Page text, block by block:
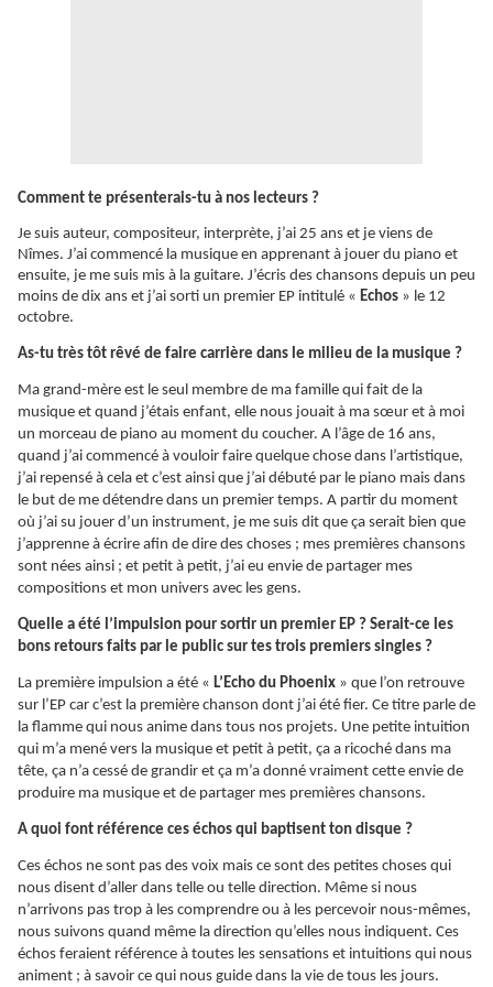
Comment te présenterais-tu à nos lecteurs ?
Je suis auteur, compositeur, interprète, j’ai 25 ans et je viens de
Nîmes. J’ai commencé la musique en apprenant à jouer du piano et
ensuite, je me suis mis à la guitare. J’écris des chansons depuis un peu
moins de dix ans et j’ai sorti un premier EP intitulé « Echos » le 12
octobre.
As-tu très tôt rêvé de faire carrière dans le milieu de la musique ?
Ma grand-mère est le seul membre de ma famille qui fait de la
musique et quand j’étais enfant, elle nous jouait à ma sœur et à moi
un morceau de piano au moment du coucher. A l’âge de 16 ans,
quand j’ai commencé à vouloir faire quelque chose dans l’artistique,
j’ai repensé à cela et c’est ainsi que j’ai débuté par le piano mais dans
le but de me détendre dans un premier temps. A partir du moment
où j’ai su jouer d’un instrument, je me suis dit que ça serait bien que
j’apprenne à écrire afin de dire des choses ; mes premières chansons
sont nées ainsi ; et petit à petit, j’ai eu envie de partager mes
compositions et mon univers avec les gens.
Quelle a été l’impulsion pour sortir un premier EP ? Serait-ce les
bons retours faits par le public sur tes trois premiers singles ?
La première impulsion a été « L’Echo du Phoenix » que l’on retrouve
sur l’EP car c’est la première chanson dont j’ai été fier. Ce titre parle de
la flamme qui nous anime dans tous nos projets. Une petite intuition
qui m’a mené vers la musique et petit à petit, ça a ricoché dans ma
tête, ça n’a cessé de grandir et ça m’a donné vraiment cette envie de
produire ma musique et de partager mes premières chansons.
A quoi font référence ces échos qui baptisent ton disque ?
Ces échos ne sont pas des voix mais ce sont des petites choses qui
nous disent d’aller dans telle ou telle direction. Même si nous
n’arrivons pas trop à les comprendre ou à les percevoir nous-mêmes,
nous suivons quand même la direction qu’elles nous indiquent. Ces
échos feraient référence à toutes les sensations et intuitions qui nous
animent ; à savoir ce qui nous guide dans la vie de tous les jours.